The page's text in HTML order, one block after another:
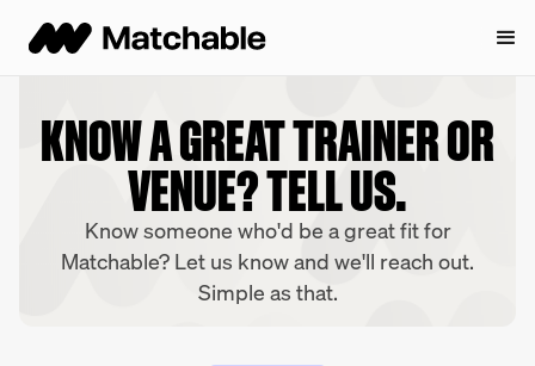
KNOW A GREAT TRAINER OR
VENUE? TELL US.
Know someone who'd be a great fit for
Matchable? Let us know and we'll reach out.
Simple as that.